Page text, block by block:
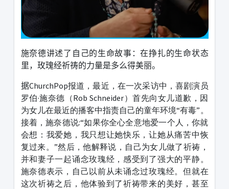
施奈德讲述了自己的生命故事：在挣扎的生命状态
里，玫瑰经祈祷的力量是多么得美丽。
据ChurchPop报道，最近，在一次采访中，喜剧演员
罗伯·施奈德（Rob Schneider）首先向女儿道歉，因
为女儿在最近的播客中指责自己的童年环境“有毒”。
接着，施奈德说:“如果你全心全意地爱一个人，你就
会想：我爱她，我只想让她快乐，让她从痛苦中恢
复过来。”然后，他解释说，自己为女儿做了祈祷，
并和妻子一起诵念玫瑰经，感受到了强大的平静。
施奈德表示，自己以前从未诵念过玫瑰经。但就在
这次祈祷之后，他体验到了祈祷带来的美好，甚至